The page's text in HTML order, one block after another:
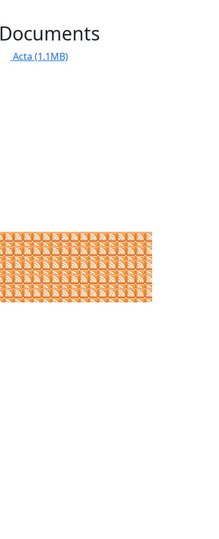
Documents
Acta (1.1MB)